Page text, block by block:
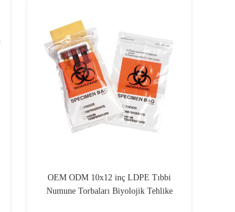
OEM ODM 10x12 inç LDPE Tıbbi
Numune Torbaları Biyolojik Tehlike